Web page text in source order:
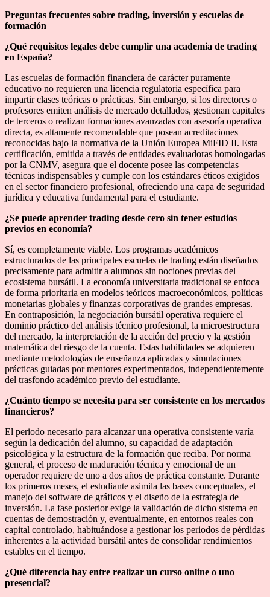
Preguntas frecuentes sobre trading, inversión y escuelas de
formación
¿Qué requisitos legales debe cumplir una academia de trading
en España?
Las escuelas de formación financiera de carácter puramente
educativo no requieren una licencia regulatoria específica para
impartir clases teóricas o prácticas. Sin embargo, si los directores o
profesores emiten análisis de mercado detallados, gestionan capitales
de terceros o realizan formaciones avanzadas con asesoría operativa
directa, es altamente recomendable que posean acreditaciones
reconocidas bajo la normativa de la Unión Europea MiFID II. Esta
certificación, emitida a través de entidades evaluadoras homologadas
por la CNMV, asegura que el docente posee las competencias
técnicas indispensables y cumple con los estándares éticos exigidos
en el sector financiero profesional, ofreciendo una capa de seguridad
jurídica y educativa fundamental para el estudiante.
¿Se puede aprender trading desde cero sin tener estudios
previos en economía?
Sí, es completamente viable. Los programas académicos
estructurados de las principales escuelas de trading están diseñados
precisamente para admitir a alumnos sin nociones previas del
ecosistema bursátil. La economía universitaria tradicional se enfoca
de forma prioritaria en modelos teóricos macroeconómicos, políticas
monetarias globales y finanzas corporativas de grandes empresas.
En contraposición, la negociación bursátil operativa requiere el
dominio práctico del análisis técnico profesional, la microestructura
del mercado, la interpretación de la acción del precio y la gestión
matemática del riesgo de la cuenta. Estas habilidades se adquieren
mediante metodologías de enseñanza aplicadas y simulaciones
prácticas guiadas por mentores experimentados, independientemente
del trasfondo académico previo del estudiante.
¿Cuánto tiempo se necesita para ser consistente en los mercados
financieros?
El periodo necesario para alcanzar una operativa consistente varía
según la dedicación del alumno, su capacidad de adaptación
psicológica y la estructura de la formación que reciba. Por norma
general, el proceso de maduración técnica y emocional de un
operador requiere de uno a dos años de práctica constante. Durante
los primeros meses, el estudiante asimila las bases conceptuales, el
manejo del software de gráficos y el diseño de la estrategia de
inversión. La fase posterior exige la validación de dicho sistema en
cuentas de demostración y, eventualmente, en entornos reales con
capital controlado, habituándose a gestionar los periodos de pérdidas
inherentes a la actividad bursátil antes de consolidar rendimientos
estables en el tiempo.
¿Qué diferencia hay entre realizar un curso online o uno
presencial?